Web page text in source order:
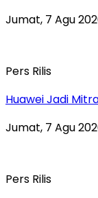
Jumat, 7 Agu
Pers Rilis
Huawei Jadi
Jumat, 7 Agu
Pers Rilis